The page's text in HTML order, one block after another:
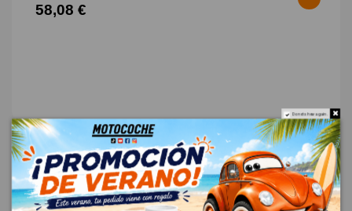
58,08 €
Do not show again.